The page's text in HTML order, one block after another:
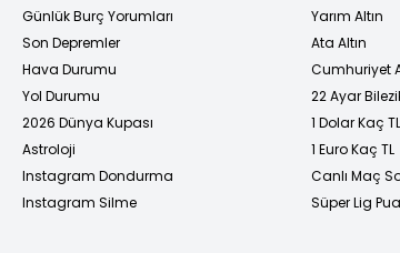
Günlük Burç Yorumları
Son Depremler
Hava Durumu
Yol Durumu
2026 Dünya Kupası
Astroloji
Instagram Dondurma
Instagram Silme
Yarım Altın
Ata Altın
Cumhuriyet
22 Ayar
1 Dolar Kaç TL
1 Euro Kaç TL
Canlı Maç
Süper Lig